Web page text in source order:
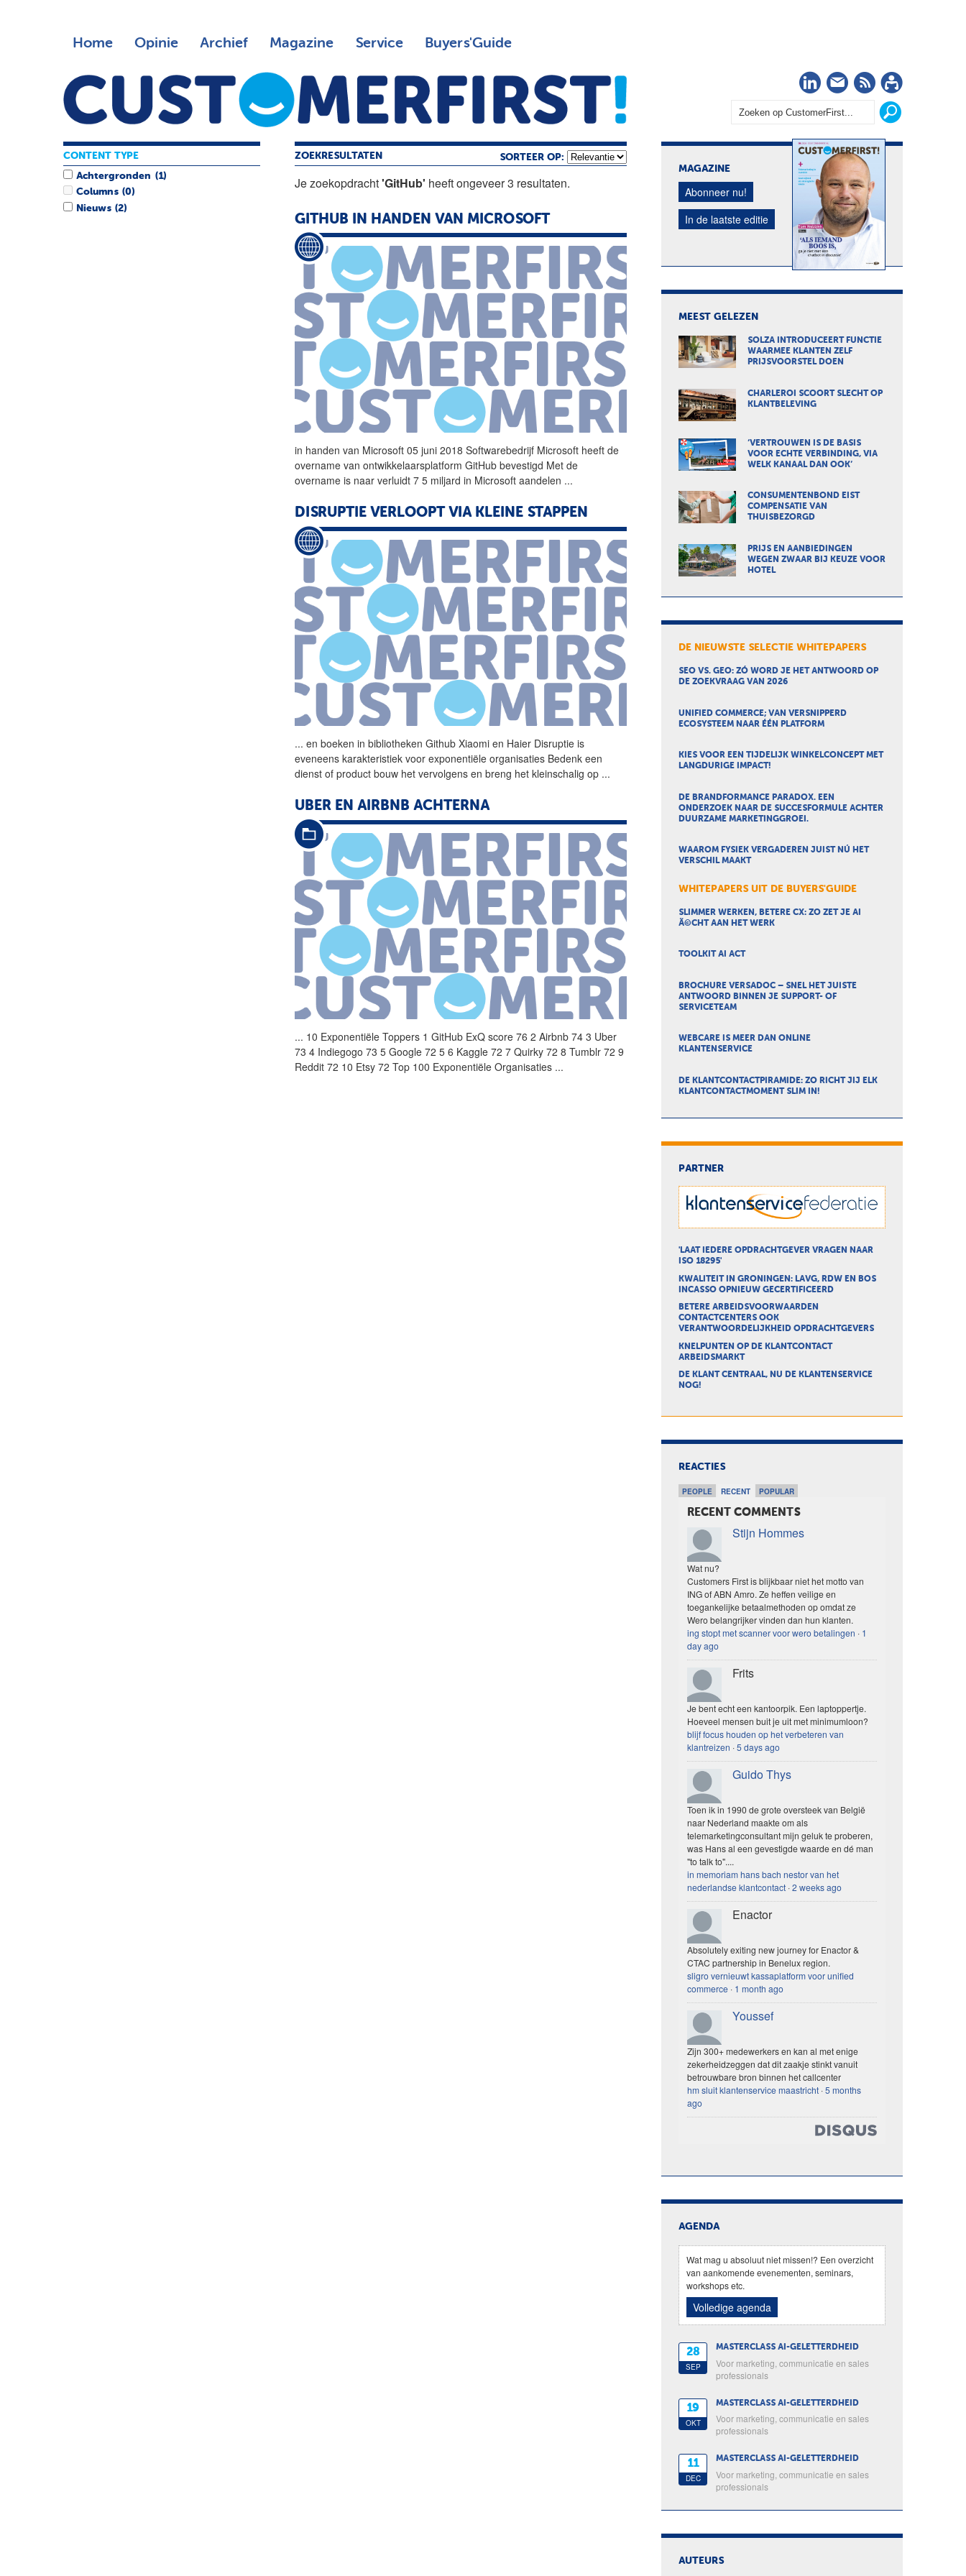
Home Opinie Archief Magazine Service Buyers'Guide
LinkedIn
Nieuwsbrief
RSS
ZOEKRESULTATEN SORTEER OP:
Je zoekopdracht'GitHub' heeft ongeveer 3 resultaten.
GITHUB IN HANDEN VAN MICROSOFT
in handen van Microsoft 05 juni 2018 Softwarebedrijf Microsoft heeft de
overname van ontwikkelaarsplatformGitHub bevestigd Met de
overname is naar verluidt 7 5 miljard in Microsoft aandelen ...
DISRUPTIE VERLOOPT VIA KLEINE STAPPEN
... en boeken in bibliothekenGithub Xiaomi en Haier Disruptie is
eveneens karakteristiek voor exponentiële organisaties Bedenk een
dienst of product bouw het vervolgens en breng het kleinschalig op ...
UBER EN AIRBNB ACHTERNA
... 10 Exponentiële Toppers 1GitHub ExQ score 76 2 Airbnb 74 3 Uber
73 4 Indiegogo 73 5 Google 72 5 6 Kaggle 72 7 Quirky 72 8 Tumblr 72 9
Reddit 72 10 Etsy 72 Top 100 Exponentiële Organisaties ...
CONTENT TYPE
Achtergronden (1)
Columns (0)
Nieuws (2)
MAGAZINE
Abonneer nu!
In de laatste editie
MEEST GELEZEN
SOLZA INTRODUCEERT FUNCTIE
WAARMEE KLANTEN ZELF
PRIJSVOORSTEL DOEN
CHARLEROI SCOORT SLECHT OP
KLANTBELEVING
‘VERTROUWEN IS DE BASIS
VOOR ECHTE VERBINDING, VIA
WELK KANAAL DAN OOK’
CONSUMENTENBOND EIST
COMPENSATIE VAN
THUISBEZORGD
PRIJS EN AANBIEDINGEN
WEGEN ZWAAR BIJ KEUZE VOOR
HOTEL
DE NIEUWSTE SELECTIE WHITEPAPERS
SEO VS. GEO: ZÓ WORD JE HET ANTWOORD OP
DE ZOEKVRAAG VAN 2026
UNIFIED COMMERCE; VAN VERSNIPPERD
ECOSYSTEEM NAAR ÉÉN PLATFORM
KIES VOOR EEN TIJDELIJK WINKELCONCEPT MET
LANGDURIGE IMPACT!
DE BRANDFORMANCE PARADOX. EEN
ONDERZOEK NAAR DE SUCCESFORMULE ACHTER
DUURZAME MARKETINGGROEI.
WAAROM FYSIEK VERGADEREN JUIST NÚ HET
VERSCHIL MAAKT
WHITEPAPERS UIT DE BUYERS'GUIDE
SLIMMER WERKEN, BETERE CX: ZO ZET JE AI
Ã©CHT AAN HET WERK
TOOLKIT AI ACT
BROCHURE VERSADOC – SNEL HET JUISTE
ANTWOORD BINNEN JE SUPPORT- OF
SERVICETEAM
WEBCARE IS MEER DAN ONLINE
KLANTENSERVICE
DE KLANTCONTACTPIRAMIDE: ZO RICHT JIJ ELK
KLANTCONTACTMOMENT SLIM IN!
PARTNER
'LAAT IEDERE OPDRACHTGEVER VRAGEN NAAR
ISO 18295'
KWALITEIT IN GRONINGEN: LAVG, RDW EN BOS
INCASSO OPNIEUW GECERTIFICEERD
BETERE ARBEIDSVOORWAARDEN
CONTACTCENTERS OOK
VERANTWOORDELIJKHEID OPDRACHTGEVERS
KNELPUNTEN OP DE KLANTCONTACT
ARBEIDSMARKT
DE KLANT CENTRAAL, NU DE KLANTENSERVICE
NOG!
REACTIES
PEOPLE RECENT POPULAR
RECENT COMMENTS
Stijn Hommes
Wat nu?
Customers First is blijkbaar niet het motto van
ING of ABN Amro. Ze heffen veilige en
toegankelijke betaalmethoden op omdat ze
Wero belangrijker vinden dan hun klanten.
ing stopt met scanner voor wero betalingen · 1
day ago
Frits
Je bent echt een kantoorpik. Een laptoppertje.
Hoeveel mensen buit je uit met minimumloon?
blijf focus houden op het verbeteren van
klantreizen ·5 days ago
Guido Thys
Toen ik in 1990 de grote oversteek van België
naar Nederland maakte om als
telemarketingconsultant mijn geluk te proberen,
was Hans al een gevestigde waarde en dé man
"to talk to"....
in memoriam hans bach nestor van het
nederlandse klantcontact ·2 weeks ago
Enactor
Absolutely exiting new journey for Enactor &
CTAC partnership in Benelux region.
sligro vernieuwt kassaplatform voor unified
commerce · 1 month ago
Youssef
Zijn 300+ medewerkers en kan al met enige
zekerheidzeggen dat dit zaakje stinkt vanuit
betrouwbare bron binnen het callcenter
hm sluit klantenservice maastricht ·5 months
ago
AGENDA
Wat mag u absoluut niet missen!? Een overzicht
van aankomende evenementen, seminars,
workshops etc.
Volledige agenda
28
SEP
MASTERCLASS AI-GELETTERDHEID
Voor marketing, communicatie en sales
professionals
19
OKT
MASTERCLASS AI-GELETTERDHEID
Voor marketing, communicatie en sales
professionals
11
DEC
MASTERCLASS AI-GELETTERDHEID
Voor marketing, communicatie en sales
professionals
AUTEURS